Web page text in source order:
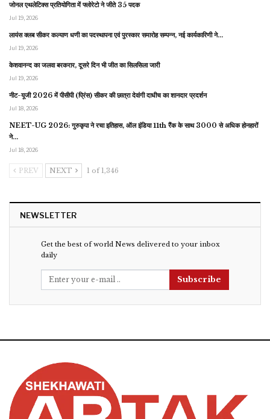
जोनल एथलेटिक्स प्रतियोगिता में फ्लोरेटो ने जीते 35 पदक
Jul 19, 2026
लायंस क्लब सीकर कल्याण धणी का पदस्थापना एवं पुरस्कार समारोह सम्पन्न, नई कार्यकारिणी ने…
Jul 19, 2026
केशवानन्द का जलवा बरकरार, दूसरे दिन भी जीत का सिलसिला जारी
Jul 19, 2026
नीट-यूजी 2026 में पीसीपी (प्रिंस) सीकर की छात्रा देवांगी दाधीच का शानदार प्रदर्शन
Jul 18, 2026
NEET-UG 2026: गुरुकृपा ने रचा इतिहास, ऑल इंडिया 11th रैंक के साथ 3000 से अधिक होनहारों
ने…
Jul 18, 2026
PREV NEXT 1 of 1,346
NEWSLETTER
Get the best of world News delivered to your inbox
daily
Subscribe